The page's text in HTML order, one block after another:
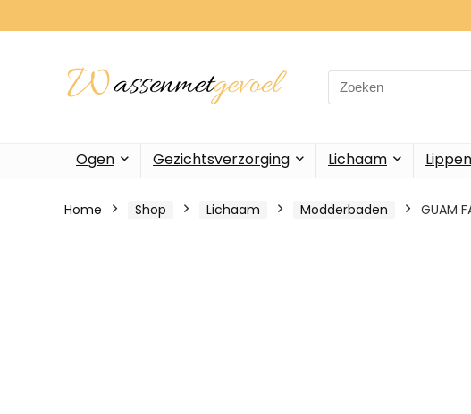
Search
for:
Ogen Gezichtsverzorging Lichaam Lippen
Home Shop Lichaam Modderbaden GUAM